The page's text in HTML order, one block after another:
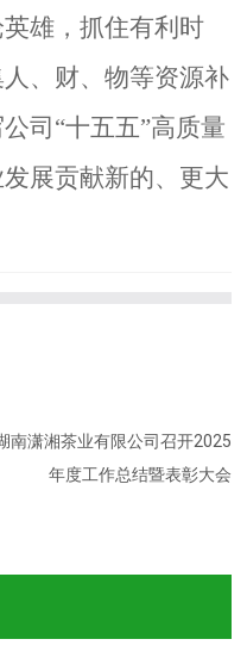
雄，抓住有利时
、财、物等资源补
司“十五五”高质量
展贡献新的、更大
南潇湘茶业有限公司召开2025
年度工作总结暨表彰大会